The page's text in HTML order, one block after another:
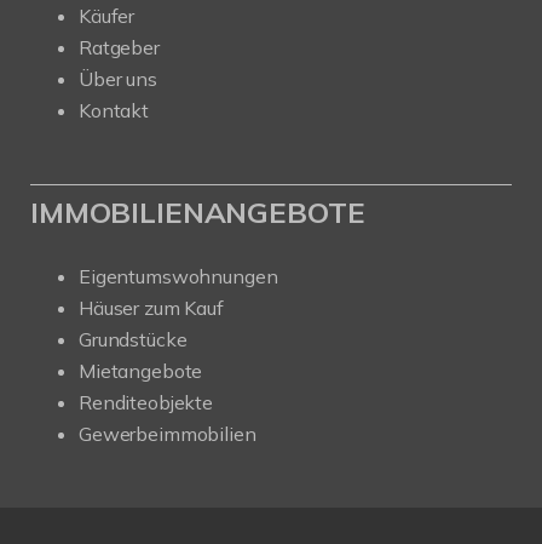
Käufer
Ratgeber
Über uns
Kontakt
IMMOBILIENANGEBOTE
Eigentumswohnungen
Häuser zum Kauf
Grundstücke
Mietangebote
Renditeobjekte
Gewerbeimmobilien